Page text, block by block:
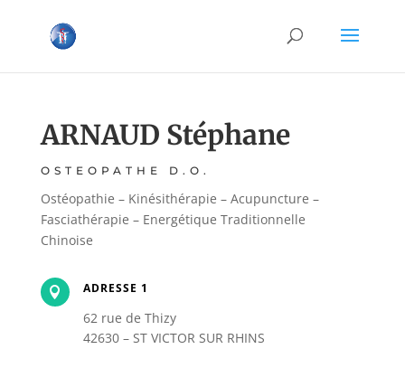
ARNAUD Stéphane
OSTEOPATHE D.O.
Ostéopathie – Kinésithérapie – Acupuncture –
Fasciathérapie – Energétique Traditionnelle
Chinoise
 ADRESSE 1
62 rue de Thizy
42630 – ST VICTOR SUR RHINS